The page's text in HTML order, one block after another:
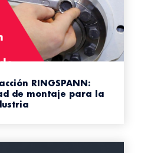
RINGSPANN:
de montaje para la